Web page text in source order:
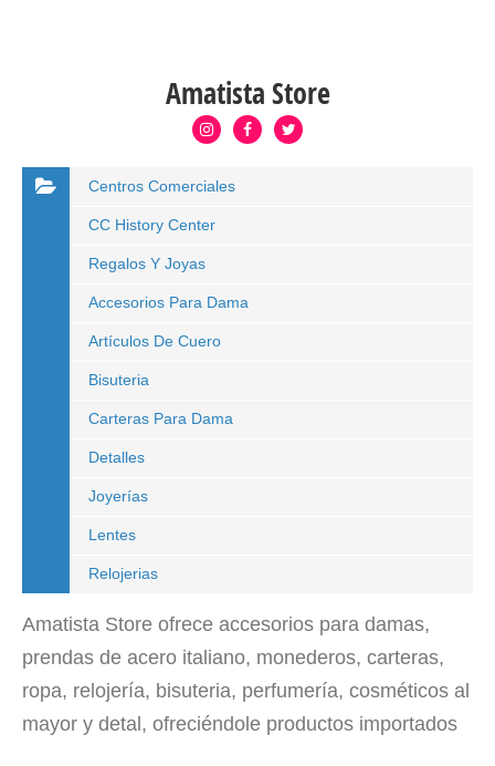
Amatista Store
Centros Comerciales
CC History Center
Regalos Y Joyas
Accesorios Para Dama
Artículos De Cuero
Bisuteria
Carteras Para Dama
Detalles
Joyerías
Lentes
Relojerias
Amatista Store ofrece accesorios para damas,
prendas de acero italiano, monederos, carteras,
ropa, relojería, bisuteria, perfumería, cosméticos al
mayor y detal, ofreciéndole productos importados